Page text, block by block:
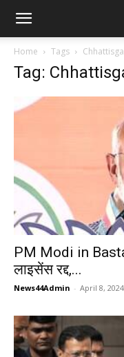
Home Tags
Tag:
PM Modi in
लाइसेंस रद्द,...
News44Admin - April 8, 2024